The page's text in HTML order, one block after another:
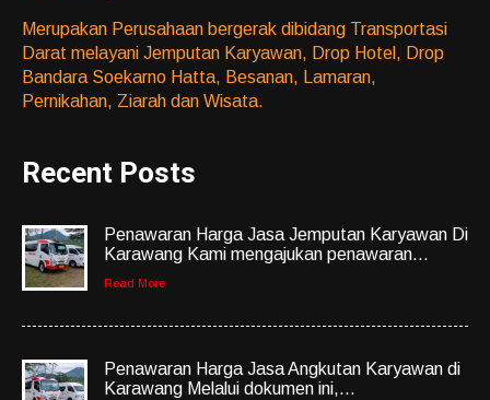
Merupakan Perusahaan bergerak dibidang Transportasi
Darat melayani Jemputan Karyawan, Drop Hotel, Drop
Bandara Soekarno Hatta, Besanan, Lamaran,
Pernikahan, Ziarah dan Wisata.
Recent Posts
Penawaran Harga Jasa Jemputan Karyawan Di
Karawang Kami mengajukan penawaran...
Read More
Penawaran Harga Jasa Angkutan Karyawan di
Karawang Melalui dokumen ini,...